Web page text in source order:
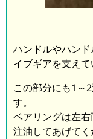
ハンドルやハン
イブギアを支えて
この部分にも1～
す。
ベアリングは左
注油してあげてく